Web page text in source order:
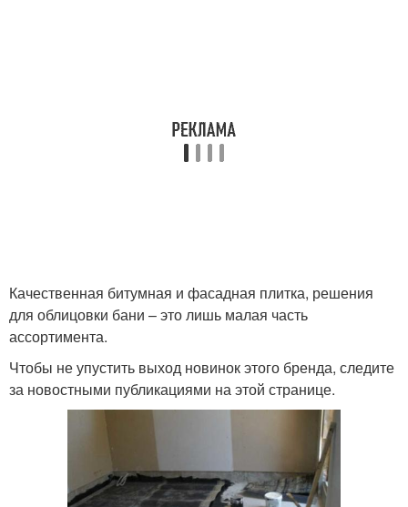
Качественная битумная и фасадная плитка, решения
для облицовки бани – это лишь малая часть
ассортимента.
Чтобы не упустить выход новинок этого бренда, следите
за новостными публикациями на этой странице.